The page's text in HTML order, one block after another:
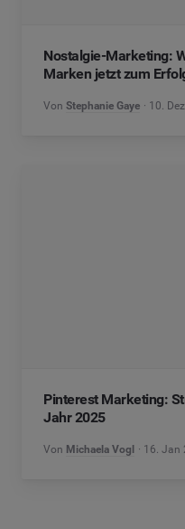
Nostalgie-Marketing:
Marken jetzt zum
Von Stephanie Gaye 10.
Pinterest Marketing:
Jahr 2025
Von Michaela Vogl 16. Jan